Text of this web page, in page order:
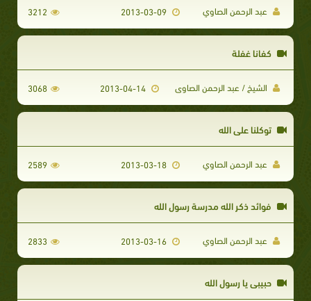
عبد الرحمن الصاوي 3212
كفانا غفلة
الشيخ / عبد الرحمن الصاوى 3068
توكلنا علي الله
عبد الرحمن الصاوي 2589
فوائد ذكر الله مدرسة رسول الله
عبد الرحمن الصاوي 2833
حبيبي يا رسول الله